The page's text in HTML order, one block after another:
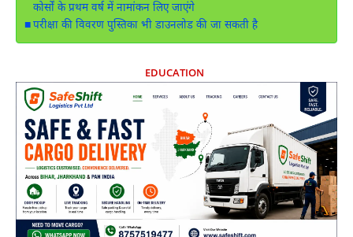
कोर्सों के प्रथम वर्ष में नामांकन लिए जाएंगे
परीक्षा की विवरण पुस्तिका भी डाउनलोड की जा सकती है
EDUCATION